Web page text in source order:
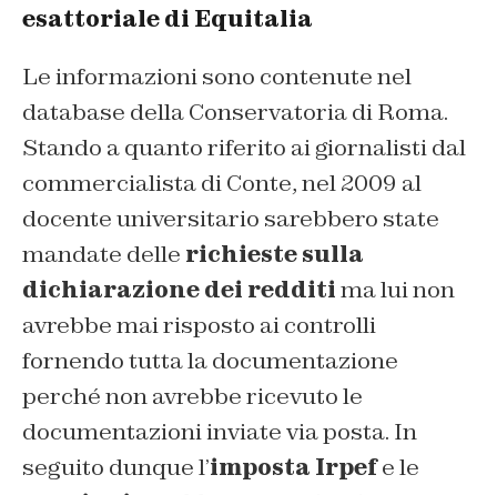
esattoriale di Equitalia
Le informazioni sono contenute nel
database della Conservatoria di Roma.
Stando a quanto riferito ai giornalisti dal
commercialista di Conte, nel 2009 al
docente universitario sarebbero state
mandate delle richieste sulla
dichiarazione dei redditima lui non
avrebbe mai risposto ai controlli
fornendo tutta la documentazione
perché non avrebbe ricevuto le
documentazioni inviate via posta. In
seguito dunque l’imposta Irpefe le